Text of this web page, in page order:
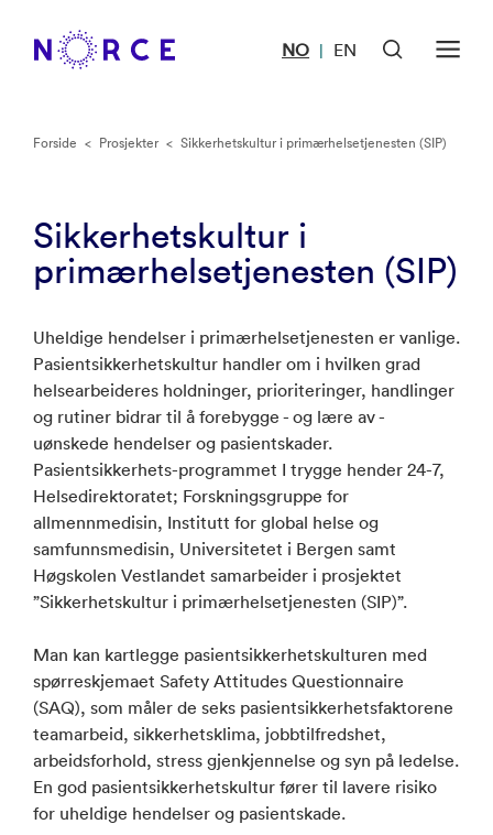
NO | EN
Forside < Prosjekter < Sikkerhetskultur i primærhelsetjenesten (SIP)
Sikkerhetskultur i
primærhelsetjenesten (SIP)
Uheldige hendelser i primærhelsetjenesten er vanlige.
Pasientsikkerhetskultur handler om i hvilken grad
helsearbeideres holdninger, prioriteringer, handlinger
og rutiner bidrar til å forebygge - og lære av -
uønskede hendelser og pasientskader.
Pasientsikkerhets-programmet I trygge hender 24-7,
Helsedirektoratet; Forskningsgruppe for
allmennmedisin, Institutt for global helse og
samfunnsmedisin, Universitetet i Bergen samt
Høgskolen Vestlandet samarbeider i prosjektet
”Sikkerhetskultur i primærhelsetjenesten (SIP)”.
Man kan kartlegge pasientsikkerhetskulturen med
spørreskjemaet Safety Attitudes Questionnaire
(SAQ), som måler de seks pasientsikkerhetsfaktorene
teamarbeid, sikkerhetsklima, jobbtilfredshet,
arbeidsforhold, stress gjenkjennelse og syn på ledelse.
En god pasientsikkerhetskultur fører til lavere risiko
for uheldige hendelser og pasientskade.